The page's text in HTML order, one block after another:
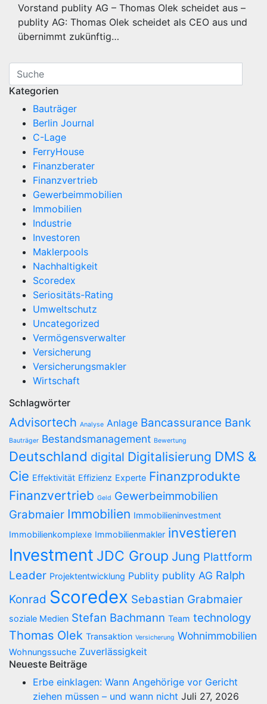
Vorstand publity AG – Thomas Olek scheidet aus –
publity AG: Thomas Olek scheidet als CEO aus und
übernimmt zukünftig…
Kategorien
Bauträger
Berlin Journal
C-Lage
FerryHouse
Finanzberater
Finanzvertrieb
Gewerbeimmobilien
Immobilien
Industrie
Investoren
Maklerpools
Nachhaltigkeit
Scoredex
Seriositäts-Rating
Umweltschutz
Uncategorized
Vermögensverwalter
Versicherung
Versicherungsmakler
Wirtschaft
Schlagwörter
Advisortech Analyse Anlage Bancassurance Bank
Bauträger Bestandsmanagement Bewertung
Deutschland digital Digitalisierung DMS &
Cie Effektivität Effizienz Experte Finanzprodukte
Finanzvertrieb Geld Gewerbeimmobilien
Grabmaier Immobilien Immobilieninvestment
Immobilienkomplexe Immobilienmakler investieren
Investment JDC Group Jung Plattform
Leader Projektentwicklung Publity publity AG Ralph
Konrad Scoredex Sebastian Grabmaier
soziale Medien Stefan Bachmann Team technology
Thomas Olek Transaktion Versicherung Wohnimmobilien
Wohnungssuche Zuverlässigkeit
Neueste Beiträge
Erbe einklagen: Wann Angehörige vor Gericht
ziehen müssen – und wann nicht Juli 27, 2026